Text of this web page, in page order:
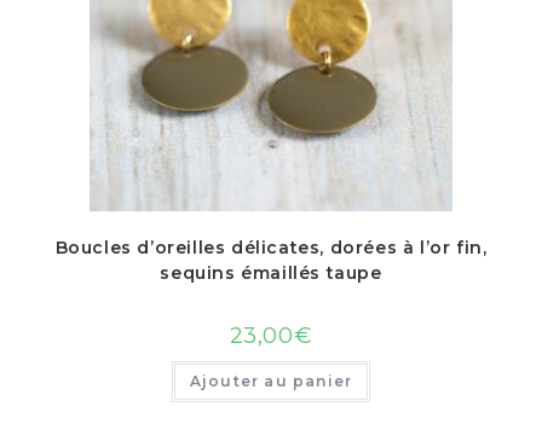
Boucles d’oreilles délicates, dorées à l’or fin,
sequins émaillés taupe
23,00€
Ajouter au panier